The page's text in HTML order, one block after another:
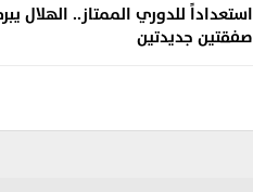
استعداداً للدوري الممتاز.. الهلال
صفقتين جديدتين